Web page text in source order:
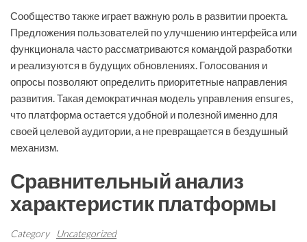
Сообщество также играет важную роль в развитии проекта.
Предложения пользователей по улучшению интерфейса или
функционала часто рассматриваются командой разработки
и реализуются в будущих обновлениях. Голосования и
опросы позволяют определить приоритетные направления
развития. Такая демократичная модель управления ensures,
что платформа остается удобной и полезной именно для
своей целевой аудитории, а не превращается в бездушный
механизм.
Сравнительный анализ
характеристик платформы
Category Uncategorized